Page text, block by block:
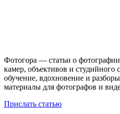
Фотогора — статьи о
камер, объективов и студийного
обучение, вдохновение и
материалы для фотографов и
Прислать статью